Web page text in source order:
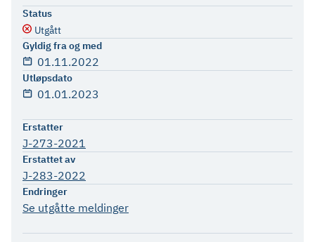
Status
Utgått
Gyldig fra og med
01.11.2022
Utløpsdato
01.01.2023
Erstatter
J-273-2021
Erstattet av
J-283-2022
Endringer
Se utgåtte meldinger